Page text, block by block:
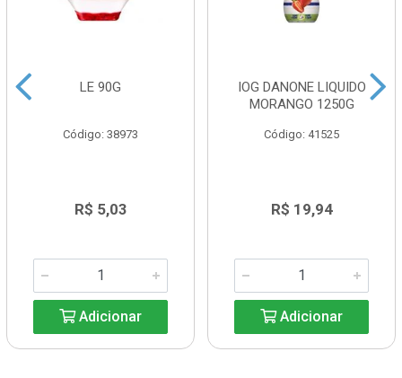
LE 90G
Código: 38973
R$ 5,03
Adicionar
IOG DANONE LIQUIDO
MORANGO 1250G
Código: 41525
R$ 19,94
Adicionar